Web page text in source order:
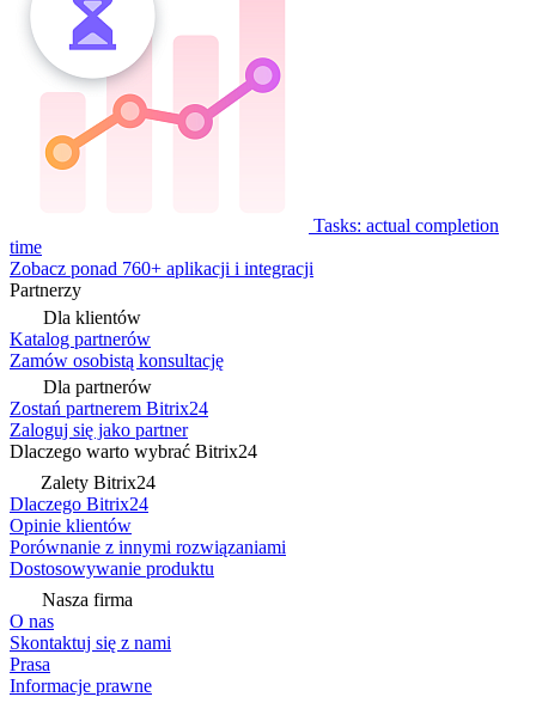
Tasks: actual completion
time
Zobacz ponad 760+ aplikacji i integracji
Partnerzy
Dla klientów
Katalog partnerów
Zamów osobistą konsultację
Dla partnerów
Zostań partnerem Bitrix24
Zaloguj się jako partner
Dlaczego warto wybrać Bitrix24
Zalety Bitrix24
Dlaczego Bitrix24
Opinie klientów
Porównanie z innymi rozwiązaniami
Dostosowywanie produktu
Nasza firma
O nas
Skontaktuj się z nami
Prasa
Informacje prawne